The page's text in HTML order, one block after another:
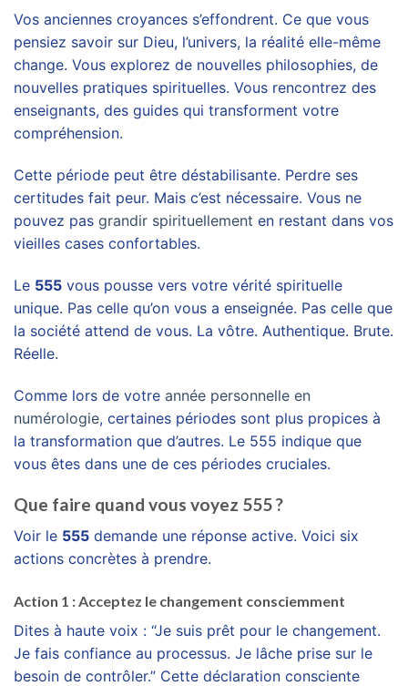
Vos anciennes croyances s’effondrent. Ce que vous
pensiez savoir sur Dieu, l’univers, la réalité elle-même
change. Vous explorez de nouvelles philosophies, de
nouvelles pratiques spirituelles. Vous rencontrez des
enseignants, des guides qui transforment votre
compréhension.
Cette période peut être déstabilisante. Perdre ses
certitudes fait peur. Mais c’est nécessaire. Vous ne
pouvez pas grandir spirituellement en restant dans vos
vieilles cases confortables.
Le 555 vous pousse vers votre vérité spirituelle
unique. Pas celle qu’on vous a enseignée. Pas celle que
la société attend de vous. La vôtre. Authentique. Brute.
Réelle.
Comme lors de votre année personnelle en
numérologie, certaines périodes sont plus propices à
la transformation que d’autres. Le 555 indique que
vous êtes dans une de ces périodes cruciales.
Que faire quand vous voyez 555 ?
Voir le 555 demande une réponse active. Voici six
actions concrètes à prendre.
Action 1 : Acceptez le changement consciemment
Dites à haute voix : “Je suis prêt pour le changement.
Je fais confiance au processus. Je lâche prise sur le
besoin de contrôler.” Cette déclaration consciente